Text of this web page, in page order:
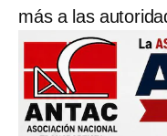
más a las